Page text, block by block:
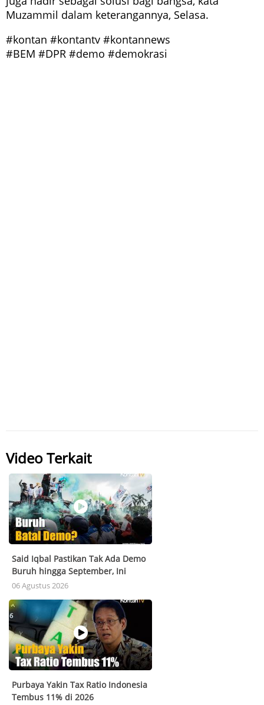
Muzammil dalam keterangannya, Selasa.
#kontan #kontantv #kontannews
#BEM #DPR #demo #demokrasi
Video Terkait
Said Iqbal Pastikan Tak Ada Demo
Buruh hingga September, Ini
Alasannya
06 Agustus 2026
Purbaya Yakin Tax Ratio Indonesia
Tembus 11% di 2026